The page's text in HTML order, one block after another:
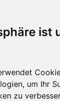
ist
um Ihr
zu